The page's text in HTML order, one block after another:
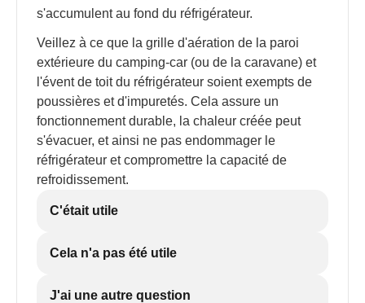
s'accumulent au fond du réfrigérateur.
Veillez à ce que la grille d'aération de la paroi
extérieure du camping-car (ou de la caravane) et
l'évent de toit du réfrigérateur soient exempts de
poussières et d'impuretés. Cela assure un
fonctionnement durable, la chaleur créée peut
s'évacuer, et ainsi ne pas endommager le
réfrigérateur et compromettre la capacité de
refroidissement.
C'était utile
Cela n'a pas été utile
J'ai une autre question